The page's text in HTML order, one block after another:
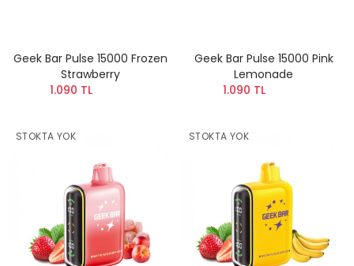
Geek Bar Pulse 15000 Frozen
Strawberry
1.090 TL
Geek Bar Pulse 15000 Pink
Lemonade
1.090 TL
STOKTA YOK STOKTA YOK